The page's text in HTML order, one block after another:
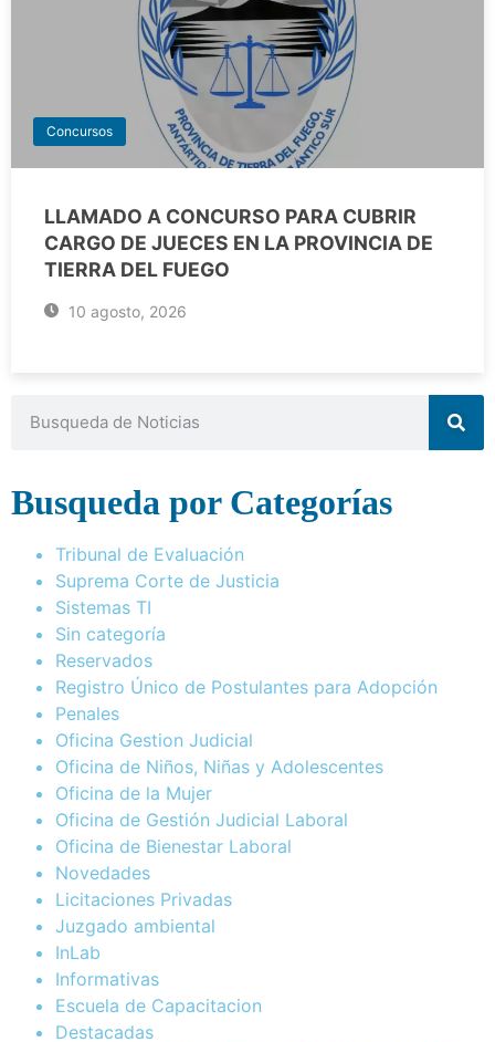
Concursos
LLAMADO A CONCURSO PARA CUBRIR
CARGO DE JUECES EN LA PROVINCIA DE
TIERRA DEL FUEGO
10 agosto, 2026
Busqueda por Categorías
Tribunal de Evaluación
Suprema Corte de Justicia
Sistemas TI
Sin categoría
Reservados
Registro Único de Postulantes para Adopción
Penales
Oficina Gestion Judicial
Oficina de Niños, Niñas y Adolescentes
Oficina de la Mujer
Oficina de Gestión Judicial Laboral
Oficina de Bienestar Laboral
Novedades
Licitaciones Privadas
Juzgado ambiental
InLab
Informativas
Escuela de Capacitacion
Destacadas